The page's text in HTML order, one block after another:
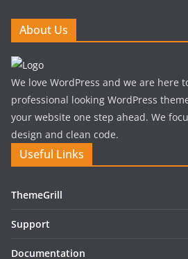
About Us
We love WordPress and we are here
professional looking WordPress
your website one step ahead. We
design and clean code.
Useful Links
ThemeGrill
Support
Documentation